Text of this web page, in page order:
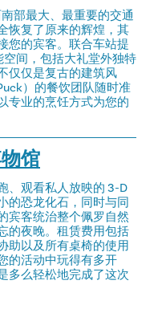
部最大、最重要的交通
恢复了原来的辉煌，其
您的宾客。联合车站提
间，包括大礼堂外独特
仅仅是复古的建筑风
）的餐饮团队随时准
专业的烹饪方式为您的
馆
、观看私人放映的 3-D
的恐龙化石，同时与同
宾客统治整个佩罗自然
的夜晚。租赁费用包括
助以及所有桌椅的使用
的活动中玩得有多开
多么轻松地完成了这次